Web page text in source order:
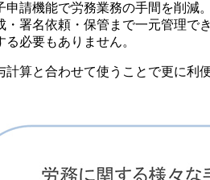
申請機能で労務業務の手間を削減
・署名依頼・保管まで一元管理
必要もありません。
計算と合わせて使うことで更に